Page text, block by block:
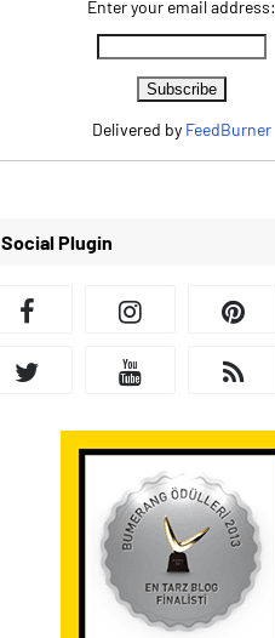
Enter your email address:
Delivered by FeedBurner
Social Plugin